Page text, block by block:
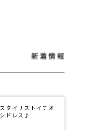
スタイリストイチオ
シドレス♪